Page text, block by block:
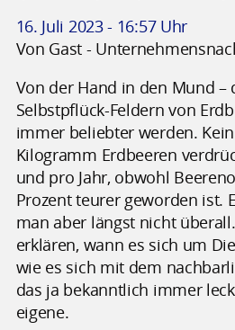
16. Juli 2023 - 16:57 Uhr
Von Gast -
Von der Hand in den Mund –
Selbstpflück-Feldern von
immer beliebter werden.
Kilogramm Erdbeeren
und pro Jahr, obwohl
Prozent teurer geworden ist.
man aber längst nicht
erklären, wann es sich um
wie es sich mit dem
das ja bekanntlich immer
eigene.